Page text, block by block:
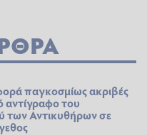
παγκοσμίως ακριβές
αντίγραφο του
των Αντικυθήρων σε